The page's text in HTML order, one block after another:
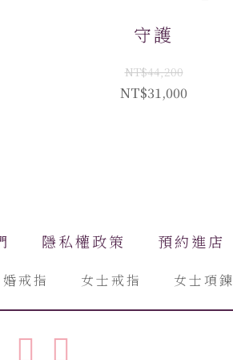
守護
NT$44,200
NT$31,000
隱私權政策 預約進店
戒指 女士戒指 女士項鍊